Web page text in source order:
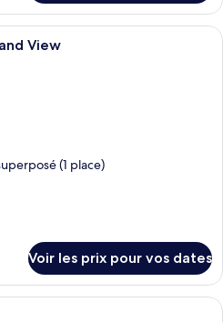
Un espace aménagé au bord de la
View
(1 place)
Voir les prix pour vos dates